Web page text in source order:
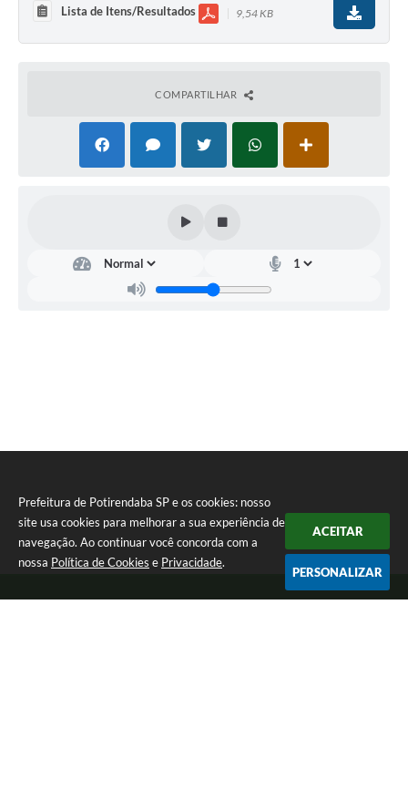
Prefeitura de Potirendaba SP e os cookies: nosso
site usa cookies para melhorar a sua experiência de
navegação. Ao continuar você concorda com a
nossa Política de Cookies e Privacidade.
ACEITAR
PERSONALIZAR
Lista de Itens/Resultados 9,54 KB
COMPARTILHAR